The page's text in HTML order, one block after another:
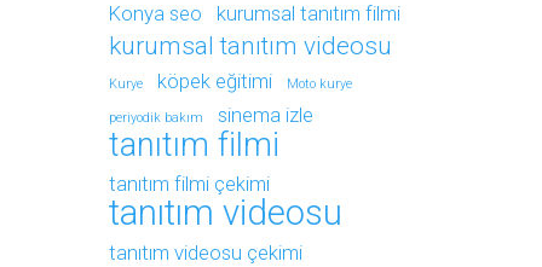
Konya seo kurumsal tanıtım filmi
kurumsal tanıtım videosu
Kurye köpek eğitimi Moto kurye
periyodik bakım sinema izle
tanıtım filmi
tanıtım filmi çekimi
tanıtım videosu
tanıtım videosu çekimi